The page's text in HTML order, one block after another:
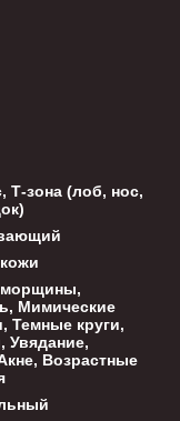
Т-зона (лоб, нос,
морщины,
Мимические
Темные круги,
Возрастные